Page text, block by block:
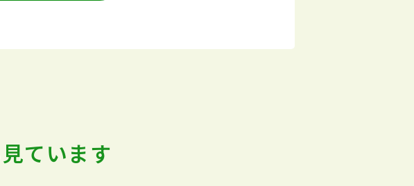
見ています